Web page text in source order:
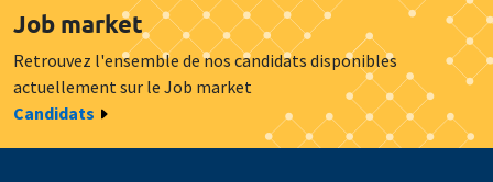
Job market
Retrouvez l'ensemble de nos candidats disponibles
actuellement sur le Job market
Candidats